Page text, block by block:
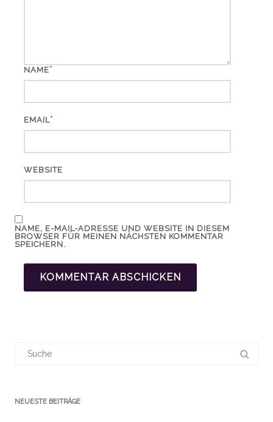
NAME*
EMAIL*
WEBSITE
NAME, E-MAIL-ADRESSE UND WEBSITE IN DIESEM
BROWSER FÜR MEINEN NÄCHSTEN KOMMENTAR
SPEICHERN.
NEUESTE BEITRÄGE